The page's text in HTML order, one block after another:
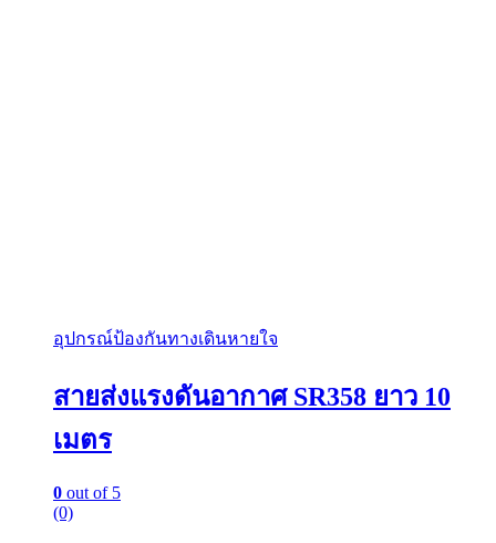
อุปกรณ์ป้องกันทางเดินหายใจ
สายส่งแรงดันอากาศ SR358 ยาว 10
เมตร
0 out of 5
(0)